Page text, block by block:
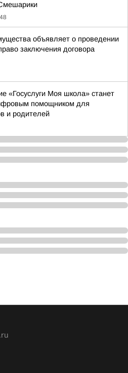
объявляет о проведении
заключения договора
«Госуслуги Моя школа» станет
помощником для
и родителей